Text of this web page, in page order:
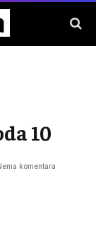
10
komentara